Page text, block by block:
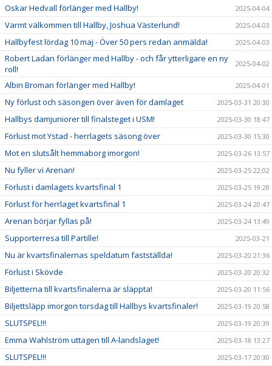
Oskar Hedvall förlänger med Hallby! 2025-04-04
Varmt välkommen till Hallby, Joshua Västerlund! 2025-04-03
Hallbyfest lördag 10 maj - Över 50 pers redan anmälda! 2025-04-03
Robert Ladan förlänger med Hallby - och får ytterligare en ny
roll!
2025-04-02
Albin Broman förlänger med Hallby! 2025-04-01
Ny förlust och säsongen över även för damlaget 2025-03-31 20:30
Hallbys damjuniorer till finalsteget i USM! 2025-03-30 18:47
Förlust mot Ystad - herrlagets säsong över 2025-03-30 15:30
Mot en slutsålt hemmaborg imorgon! 2025-03-26 13:57
Nu fyller vi Arenan! 2025-03-25 22:02
Förlust i damlagets kvartsfinal 1 2025-03-25 19:28
Förlust för herrlaget kvartsfinal 1 2025-03-24 20:47
Arenan börjar fyllas på! 2025-03-24 13:49
Supporterresa till Partille! 2025-03-21
Nu är kvartsfinalernas speldatum fastställda! 2025-03-20 21:36
Förlust i Skövde 2025-03-20 20:32
Biljetterna till kvartsfinalerna är släppta! 2025-03-20 11:56
Biljettsläpp imorgon torsdag till Hallbys kvartsfinaler! 2025-03-19 20:58
SLUTSPEL!!! 2025-03-19 20:39
Emma Wahlström uttagen till A-landslaget! 2025-03-18 13:27
SLUTSPEL!!! 2025-03-17 20:30